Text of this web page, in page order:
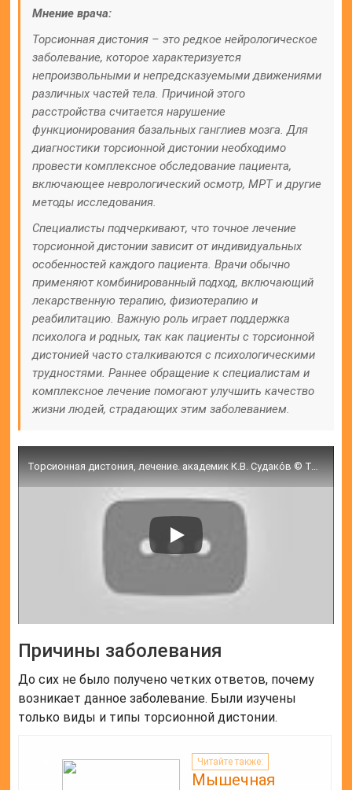
Мнение врача:
Торсионная дистония – это редкое нейрологическое
заболевание, которое характеризуется
непроизвольными и непредсказуемыми движениями
различных частей тела. Причиной этого
расстройства считается нарушение
функционирования базальных ганглиев мозга. Для
диагностики торсионной дистонии необходимо
провести комплексное обследование пациента,
включающее неврологический осмотр, МРТ и другие
методы исследования.
Специалисты подчеркивают, что точное лечение
торсионной дистонии зависит от индивидуальных
особенностей каждого пациента. Врачи обычно
применяют комбинированный подход, включающий
лекарственную терапию, физиотерапию и
реабилитацию. Важную роль играет поддержка
психолога и родных, так как пациенты с торсионной
дистонией часто сталкиваются с психологическими
трудностями. Раннее обращение к специалистам и
комплексное лечение помогают улучшить качество
жизни людей, страдающих этим заболеванием.
Торсионная дистония, лечение. академик К.В. Судако́в © Torsion dystonia, treatment
Причины заболевания
До сих не было получено четких ответов, почему
возникает данное заболевание. Были изучены
только виды и типы торсионной дистонии.
Читайте также:
Мышечная